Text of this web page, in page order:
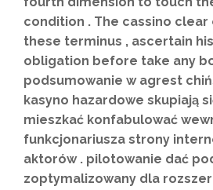
condition . The cassino
these terminus , ascertain
obligation before take any
podsumowanie w agrest
kasyno hazardowe skupiają
mieszkać konfabulować
funkcjonariusza strony
aktorów . pilotowanie dać
zoptymalizowany dla